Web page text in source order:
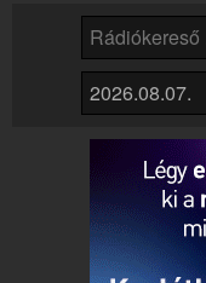
Rádió beágyazás
Ágyazd be weboldaladba
Online rádió készítés